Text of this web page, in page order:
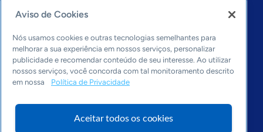
Sobre a ASN
Últimas notícias
Entre em contato
Editorias
Economia & Política
Inovação & Tecnologia
Cultura empreendedora
Arquivo
Aviso de Cookies
Nós usamos cookies e outras tecnologias semelhantes para
melhorar a sua experiência em nossos serviços, personalizar
publicidade e recomendar conteúdo de seu interesse. Ao utilizar
nossos serviços, você concorda com tal monitoramento descrito
em nossa
Política de Privacidade
Aceitar todos os cookies